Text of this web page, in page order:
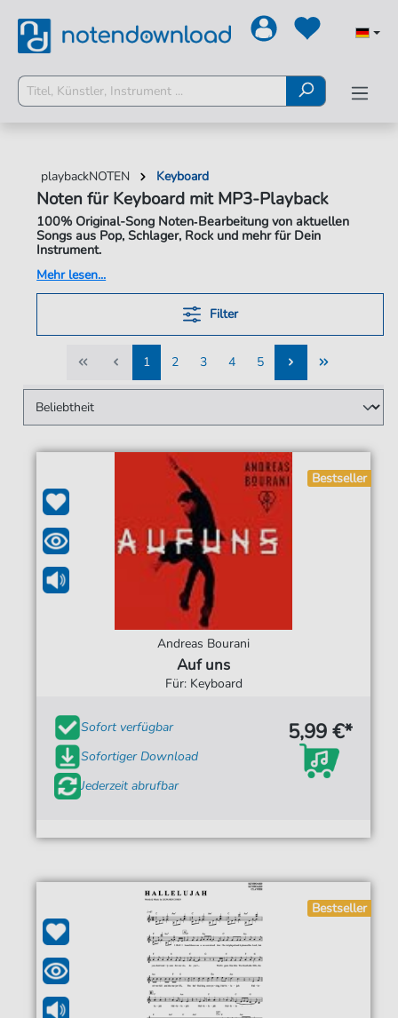
playbackNOTEN Keyboard
Noten für Keyboard mit MP3-Playback
100% Original-Song Noten‑Bearbeitung von aktuellen
Songs aus Pop, Schlager, Rock und mehr für Dein
Instrument.
Mach dein Keyboard zur kompletten Band.
Arrangements sind 100% originalgetreu und speziell für
Instrumente mit Begleitautomatik konzipiert. Du spielst die
Melodie mit der rechten Hand, während die präzisen
Akkordsymbole deiner linken Hand die Steuerung für den
perfekten Band-Sound geben. Mit den MP3-Playbacks übst
du im richtigen Timing oder hörst dir die Original-Version an.
✓ Speziell fürs Keyboard:
arrangiert.
✓ Fair & Ohne Abo:Kaufe nur die Songs, die du wirklich
✓ Sofort spielbereit:
Direkt nach dem Kauf als PDF & MP3s
downloaden.
Filter
1
1
2
2
3
3
4
4
5
5
Bestseller
Andreas Bourani
Auf uns
Für: Keyboard
Sofort verfügbar
Sofortiger Download
Jederzeit abrufbar
5,99 €*
Bestseller